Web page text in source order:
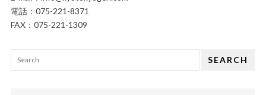
電話： 075-221-8371
FAX：075-221-1309
SEARCH